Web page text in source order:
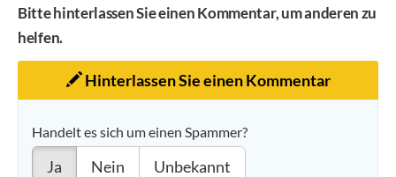
Bitte hinterlassen Sie einen Kommentar, um anderen zu
helfen.
Hinterlassen Sie einen Kommentar
Handelt es sich um einen Spammer?
Ja Nein Unbekannt